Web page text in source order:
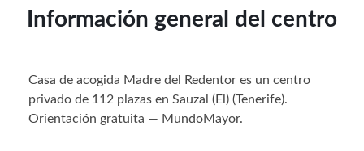
Información general del centro
Casa de acogida Madre del Redentor es un centro
privado de 112 plazas en Sauzal (El) (Tenerife).
Orientación gratuita — MundoMayor.